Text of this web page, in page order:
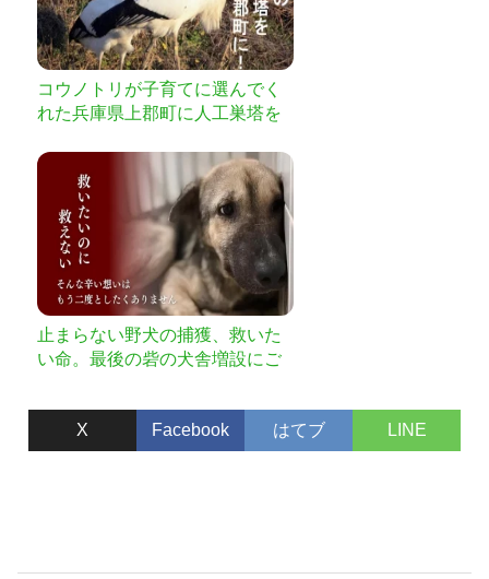
コウノトリが子育てに選んでく
れた兵庫県上郡町に人工巣塔を
止まらない野犬の捕獲、救いた
い命。最後の砦の犬舎増設にご
X Facebook はてブ LINE